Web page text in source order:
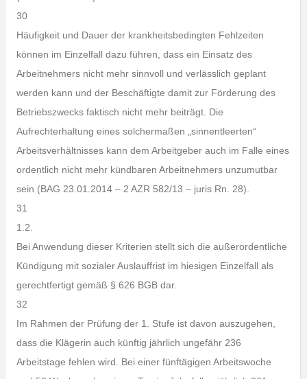
30
Häufigkeit und Dauer der krankheitsbedingten Fehlzeiten
können im Einzelfall dazu führen, dass ein Einsatz des
Arbeitnehmers nicht mehr sinnvoll und verlässlich geplant
werden kann und der Beschäftigte damit zur Förderung des
Betriebszwecks faktisch nicht mehr beiträgt. Die
Aufrechterhaltung eines solchermaßen „sinnentleerten“
Arbeitsverhältnisses kann dem Arbeitgeber auch im Falle eines
ordentlich nicht mehr kündbaren Arbeitnehmers unzumutbar
sein (BAG 23.01.2014 – 2 AZR 582/13 – juris Rn. 28).
31
1.2.
Bei Anwendung dieser Kriterien stellt sich die außerordentliche
Kündigung mit sozialer Auslauffrist im hiesigen Einzelfall als
gerechtfertigt gemäß § 626 BGB dar.
32
Im Rahmen der Prüfung der 1. Stufe ist davon auszugehen,
dass die Klägerin auch künftig jährlich ungefähr 236
Arbeitstage fehlen wird. Bei einer fünftägigen Arbeitswoche